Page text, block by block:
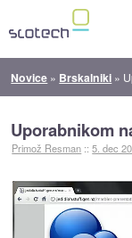
Novice » Brskalniki »
Uporabnikom
Primož Resman ::5. dec